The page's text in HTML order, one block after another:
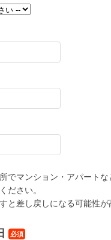
でマンション・アパート
ださい。
と差し戻しになる可能性が
必須